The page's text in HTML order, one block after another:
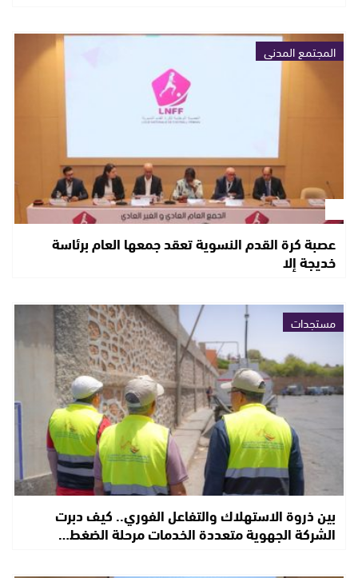
المجتمع المدني
عصبة كرة القدم النسوية تعقد جمعها العام برئاسة
خديجة إلا
مستجدات
بين ذروة الاستهلاك والتفاعل الفوري.. كيف دبرت
الشركة الجهوية متعددة الخدمات مرحلة الضغط…